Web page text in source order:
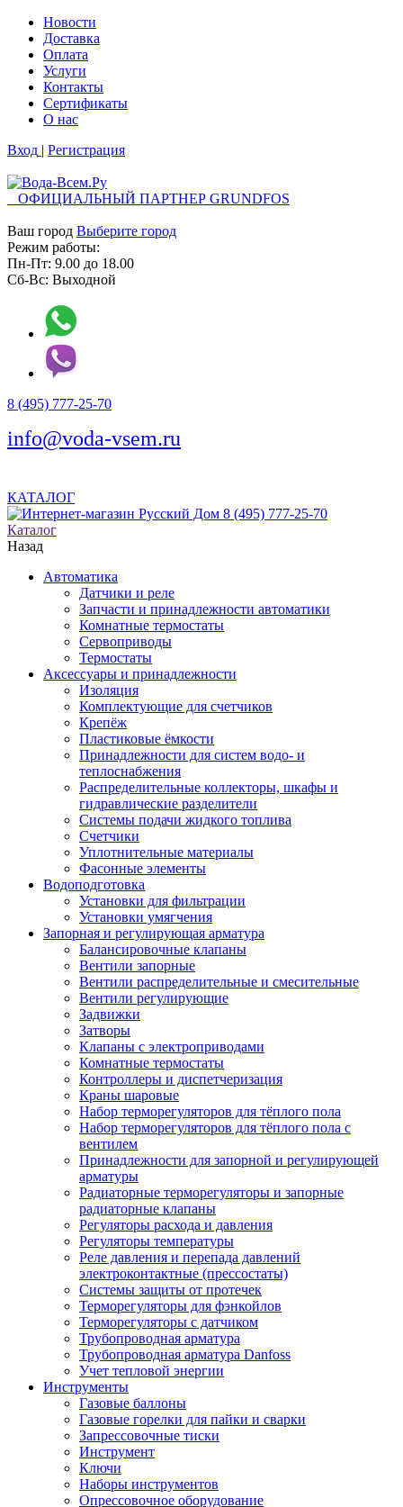
Новости
Доставка
Оплата
Услуги
Контакты
Cертификаты
О нас
Вход | Регистрация
ОФИЦИАЛЬНЫЙ ПАРТНЕР GRUNDFOS
Ваш город Выберите город
Режим работы:
Пн-Пт: 9.00 до 18.00
Сб-Вс: Выходной
8 (495) 777-25-70
info@voda-vsem.ru
КАТАЛОГ
8 (495) 777-25-70
Каталог
Назад
Автоматика
Датчики и реле
Запчасти и принадлежности автоматики
Комнатные термостаты
Сервоприводы
Термостаты
Аксессуары и принадлежности
Изоляция
Комплектующие для счетчиков
Крепёж
Пластиковые ёмкости
Принадлежности для систем водо- и
теплоснабжения
Распределительные коллекторы, шкафы и
гидравлические разделители
Системы подачи жидкого топлива
Счетчики
Уплотнительные материалы
Фасонные элементы
Водоподготовка
Установки для фильтрации
Установки умягчения
Запорная и регулирующая арматура
Балансировочные клапаны
Вентили запорные
Вентили распределительные и смесительные
Вентили регулирующие
Задвижки
Затворы
Клапаны с электроприводами
Комнатные термостаты
Контроллеры и диспетчеризация
Краны шаровые
Набор терморегуляторов для тёплого пола
Набор терморегуляторов для тёплого пола с
вентилем
Принадлежности для запорной и регулирующей
арматуры
Радиаторные терморегуляторы и запорные
радиаторные клапаны
Регуляторы расхода и давления
Регуляторы температуры
Реле давления и перепада давлений
электроконтактные (прессостаты)
Системы защиты от протечек
Терморегуляторы для фэнкойлов
Терморегуляторы с датчиком
Трубопроводная арматура
Трубопроводная арматура Danfoss
Учет тепловой энергии
Инструменты
Газовые баллоны
Газовые горелки для пайки и сварки
Запрессовочные тиски
Инструмент
Ключи
Наборы инструментов
Опрессовочное оборудование